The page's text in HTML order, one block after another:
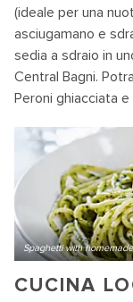
(ideale per una
asciugamano e
sedia a sdraio in
Central Bagni.
Peroni ghiacciata
Spaghetti with
CUCINA